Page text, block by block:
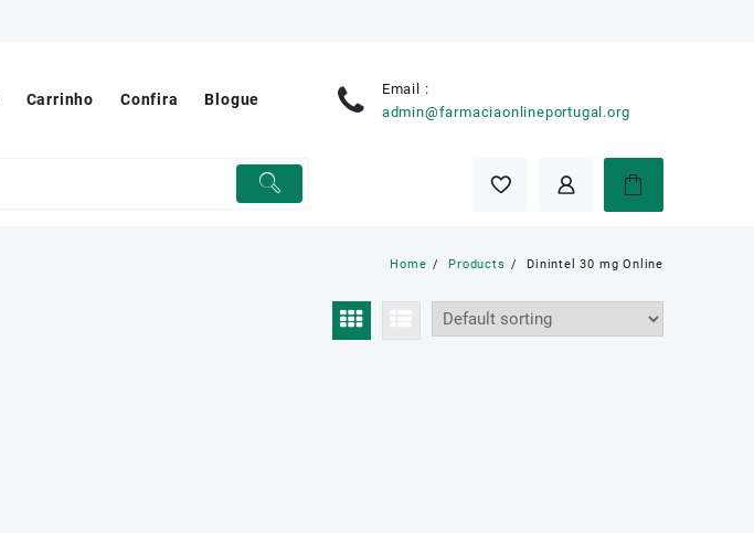
Carrinho Confira Blogue
Email :
admin@farmaciaonlineportugal.org
Home Products Dinintel 30 mg Online